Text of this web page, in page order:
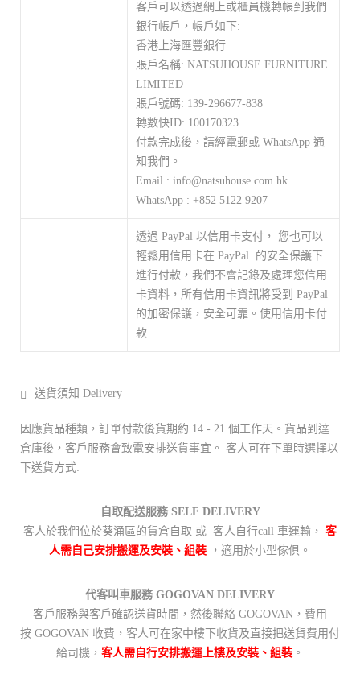
客戶可以透過網上或櫃員機轉帳到我們
銀行帳戶，帳戶如下:
香港上海匯豐銀行
賬戶名稱: NATSUHOUSE FURNITURE
LIMITED
賬戶號碼: 139-296677-838
轉數快ID: 100170323
付款完成後，請經電郵或 WhatsApp 通
知我們。
Email : info@natsuhouse.com.hk |
WhatsApp : +852 5122 9207
透過 PayPal 以信用卡支付， 您也可以
輕鬆用信用卡在 PayPal 的安全保護下
進行付款，我們不會記錄及處理您信用
卡資料，所有信用卡資訊將受到 PayPal
的加密保護，安全可靠。使用信用卡付
款
送貨須知 Delivery
因應貨品種類，訂單付款後貨期約 14 - 21 個工作天。貨品到達
倉庫後，客戶服務會致電安排送貨事宜。 客人可在下單時選擇以
下送貨方式:
自取配送服務 SELF DELIVERY
客人於我們位於葵涌區的貨倉自取 或 客人自行call 車運輸， 客
人需自己安排搬運及安裝、組裝 ，適用於小型傢俱。
代客叫車服務 GOGOVAN DELIVERY
客戶服務與客戶確認送貨時間，然後聯絡 GOGOVAN，費用
按 GOGOVAN 收費，客人可在家中樓下收貨及直接把送貨費用付
給司機， 客人需自行安排搬運上樓及安裝、組裝 。